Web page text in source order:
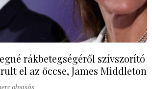
rákbetegségéről szívszorító
el az öccse, James Middleton
olvasás